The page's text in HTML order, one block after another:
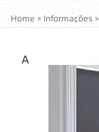
Home » Informações »
A